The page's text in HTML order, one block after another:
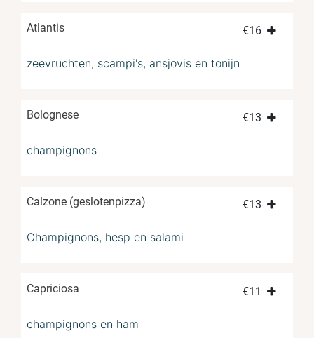
Atlantis €16
zeevruchten, scampi's, ansjovis en tonijn
Bolognese €13
champignons
Calzone (geslotenpizza) €13
Champignons, hesp en salami
Capriciosa €11
champignons en ham